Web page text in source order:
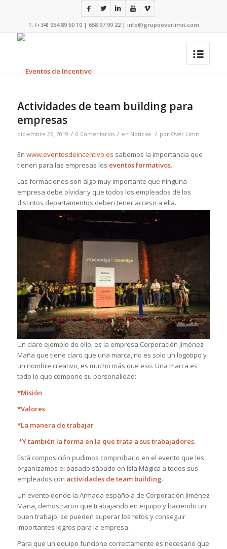
T. (+34) 954 89 60 10 | 658 97 99 22 | info@grupooverlimit.com
Actividades de team building para
empresas
diciembre 26, 2019 / 0 Comentarios / en Noticias / por Over Limit
En www.eventosdeincentivo.es sabemos la importancia que
tienen para las empresas los eventos formativos.
Las formaciones son algo muy importante que ninguna
empresa debe olvidar y que todos los empleados de los
distintos departamentos deben tener acceso a ella.
Un claro ejemplo de ello, es la empresa Corporación Jiménez
Maña que tiene claro que una marca, no es solo un logotipo y
un nombre creativo, es mucho más que eso. Una marca es
todo lo que compone su personalidad:
*Misión
*Valores
*La manera de trabajar
*Y también la forma en la que trata a sus trabajadores.
Está composición pudimos comprobarlo en el evento que les
organizamos el pasado sábado en Isla Mágica a todos sus
empleados con actividades de team building.
Un evento donde la Armada española de Corporación Jiménez
Maña, demostraron que trabajando en equipo y haciendo un
buen trabajo, se pueden superar los retos y conseguir
importantes logros para la empresa.
Para que un equipo funcione correctamente es necesario que